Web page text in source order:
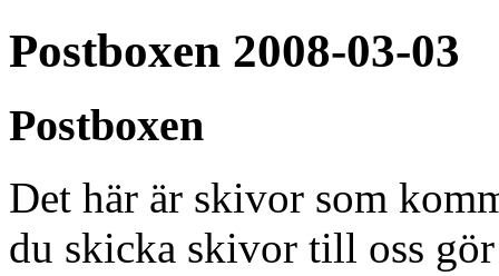
Postboxen 2008-03-03
Postboxen
Det här är skivor som
du skicka skivor till oss